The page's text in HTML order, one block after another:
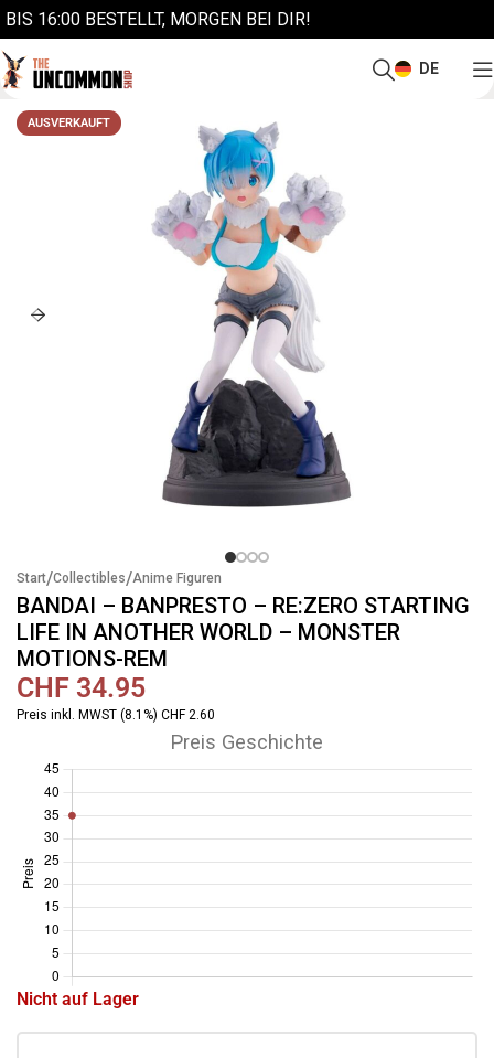
BIS 16:00 BESTELLT, MORGEN BEI DIR!
DE
AUSVERKAUFT
Start/Collectibles/Anime Figuren
BANDAI – BANPRESTO – RE:ZERO STARTING
LIFE IN ANOTHER WORLD – MONSTER
MOTIONS-REM
CHF 34.95
Preis inkl. MWST (8.1%) CHF 2.60
Preis Geschichte
Nicht auf Lager